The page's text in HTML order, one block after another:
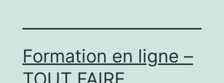
Formation en ligne –